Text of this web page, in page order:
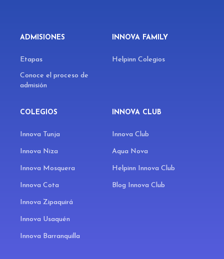
ADMISIONES
Etapas
Conoce el proceso de
admisión
INNOVA FAMILY
Helpinn Colegios
COLEGIOS
Innova Tunja
Innova Niza
Innova Mosquera
Innova Cota
Innova Zipaquirá
Innova Usaquén
Innova Barranquilla
INNOVA CLUB
Innova Club
Aqua Nova
Helpinn Innova Club
Blog Innova Club